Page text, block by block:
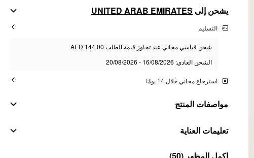
يشحن إلى UNITED ARAB EMIRATES
التسليم
شحن قياسي مجاني عند تجاوز قيمة الطلب AED 144.00
الشحن العادي: 16/08/2026 - 20/08/2026
استرجاع مجاني خلال 14 يومًا
مواصفات المنتج
مواد
التكوين:100% قطن
تعليمات العناية
تعليمات الغسيل